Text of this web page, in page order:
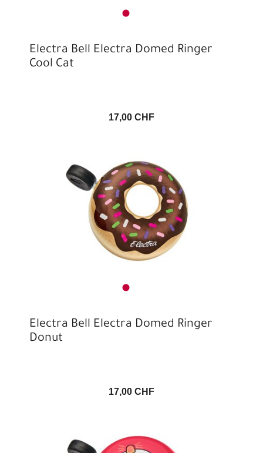
Electra Bell Electra Domed Ringer
Cool Cat
17,00 CHF
Electra Bell Electra Domed Ringer
Donut
17,00 CHF